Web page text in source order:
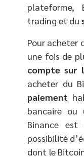
plateforme,
trading et du
Pour acheter
une fois de
compte sur
acheter du
paiement
bancaire
Binance
possibilité
dont le